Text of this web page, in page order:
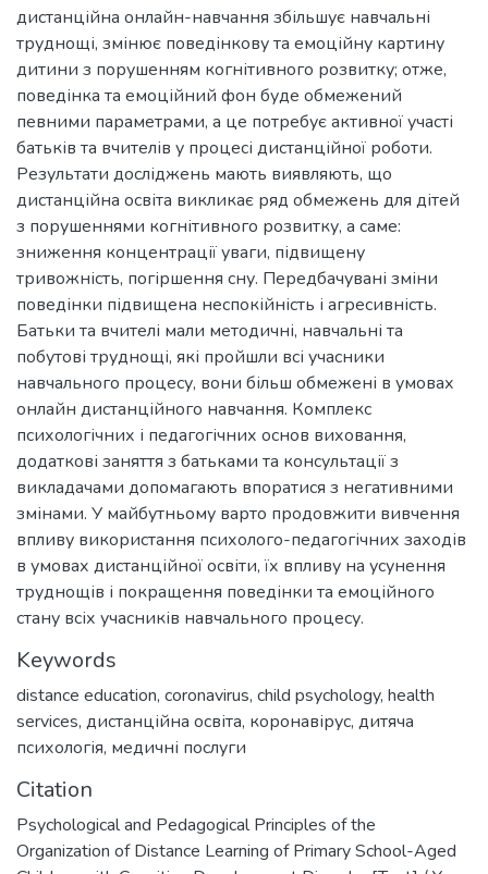
дистанційна онлайн-навчання збільшує навчальні
труднощі, змінює поведінкову та емоційну картину
дитини з порушенням когнітивного розвитку; отже,
поведінка та емоційний фон буде обмежений
певними параметрами, а це потребує активної участі
батьків та вчителів у процесі дистанційної роботи.
Результати досліджень мають виявляють, що
дистанційна освіта викликає ряд обмежень для дітей
з порушеннями когнітивного розвитку, а саме:
зниження концентрації уваги, підвищену
тривожність, погіршення сну. Передбачувані зміни
поведінки підвищена неспокійність і агресивність.
Батьки та вчителі мали методичні, навчальні та
побутові труднощі, які пройшли всі учасники
навчального процесу, вони більш обмежені в умовах
онлайн дистанційного навчання. Комплекс
психологічних і педагогічних основ виховання,
додаткові заняття з батьками та консультації з
викладачами допомагають впоратися з негативними
змінами. У майбутньому варто продовжити вивчення
впливу використання психолого-педагогічних заходів
в умовах дистанційної освіти, їх впливу на усунення
труднощів і покращення поведінки та емоційного
стану всіх учасників навчального процесу.
Keywords
distance education, coronavirus, child psychology, health
services, дистанційна освіта, коронавірус, дитяча
психологія, медичні послуги
Citation
Psychological and Pedagogical Principles of the
Organization of Distance Learning of Primary School-Aged